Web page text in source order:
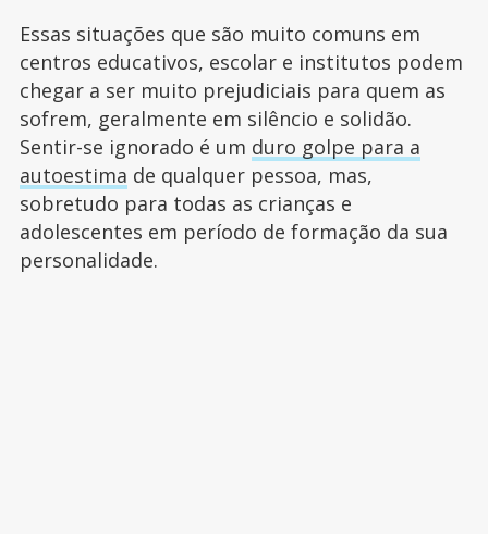
Essas situações que são muito comuns em
centros educativos, escolar e institutos podem
chegar a ser muito prejudiciais para quem as
sofrem, geralmente em silêncio e solidão.
Sentir-se ignorado é um duro golpe para a
autoestima de qualquer pessoa, mas,
sobretudo para todas as crianças e
adolescentes em período de formação da sua
personalidade.